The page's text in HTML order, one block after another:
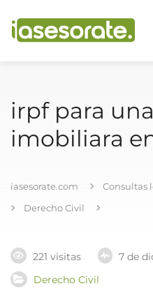
irpf para
imobiliara
iasesorate.com
Consultas
Derecho Civil
221 visitas
7 de
Derecho Civil